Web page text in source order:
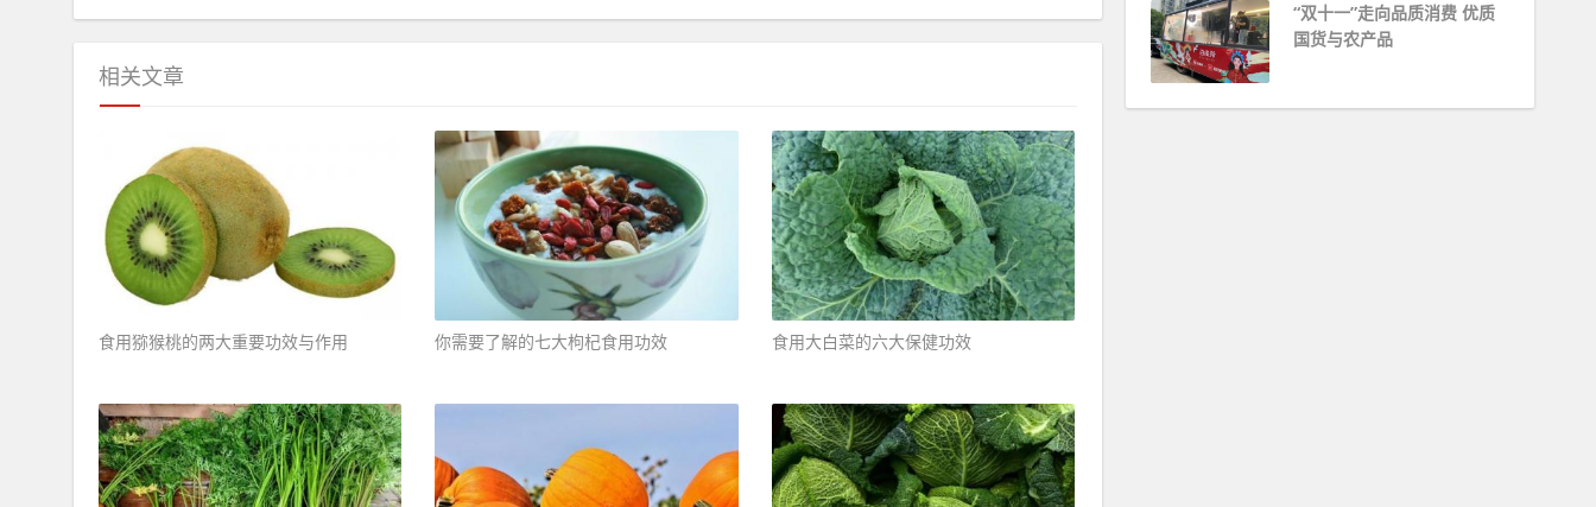
相关文章
食用猕猴桃的两大重要功效与作用 ​ 你需要了解的七大枸杞食用功效 ​ 食用大白菜的六大保健功效 ​
“双十一”走向品质消费 优质
国货与农产品